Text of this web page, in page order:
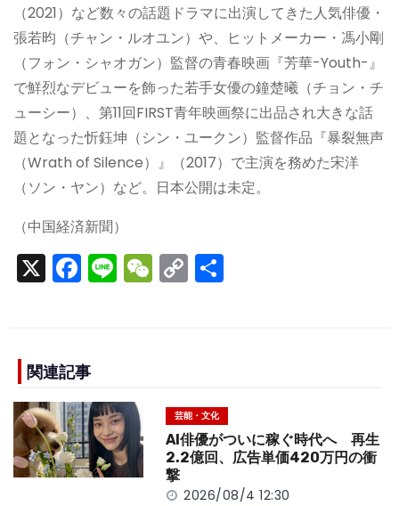
（2021）など数々の話題ドラマに出演してきた人気俳優・
張若昀（チャン・ルオユン）や、ヒットメーカー・馮小剛
（フォン・シャオガン）監督の青春映画『芳華-Youth-』
で鮮烈なデビューを飾った若手女優の鐘楚曦（チョン・チ
ューシー）、第11回FIRST青年映画祭に出品され大きな話
題となった忻鈺坤（シン・ユークン）監督作品『暴裂無声
（Wrath of Silence）』（2017）で主演を務めた宋洋
（ソン・ヤン）など。日本公開は未定。
（中国経済新聞）
X F
a
e
b
o
o
k
Li
n
W
e
C
o
n
k
関連記事
芸能・文化
AI俳優がついに稼ぐ時代へ 再生
2.2億回、広告単価420万円の衝
撃
2026/08/4 12:30